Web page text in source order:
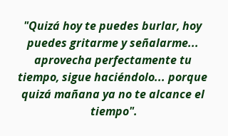
"Quizá hoy te puedes burlar, hoy
puedes gritarme y señalarme...
aprovecha perfectamente tu
tiempo, sigue haciéndolo... porque
quizá mañana ya no te alcance el
tiempo".